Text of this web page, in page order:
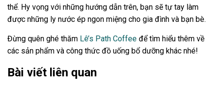
thể. Hy vọng với những hướng dẫn trên, bạn sẽ tự tay làm
được những ly nước ép ngon miệng cho gia đình và bạn bè.
Đừng quên ghé thăm Lê’s Path Coffee để tìm hiểu thêm về
các sản phẩm và công thức đồ uống bổ dưỡng khác nhé!
Bài viết liên quan